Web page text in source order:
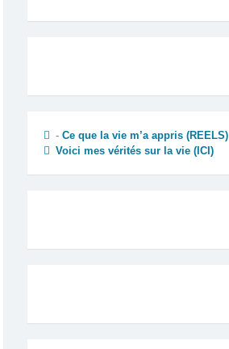
- Ce que la vie m’a appris (REELS)
Voici mes vérités sur la vie (ICI)